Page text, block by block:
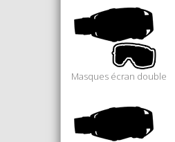
Masques écran double